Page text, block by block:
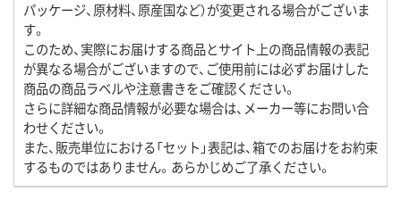
パッケージ、原材料、原産国など）が変更される場合がございま
す。
このため、実際にお届けする商品とサイト上の商品情報の表記
が異なる場合がございますので、ご使用前には必ずお届けした
商品の商品ラベルや注意書きをご確認ください。
さらに詳細な商品情報が必要な場合は、メーカー等にお問い合
わせください。
また、販売単位における「セット」表記は、箱でのお届けをお約束
するものではありません。あらかじめご了承ください。